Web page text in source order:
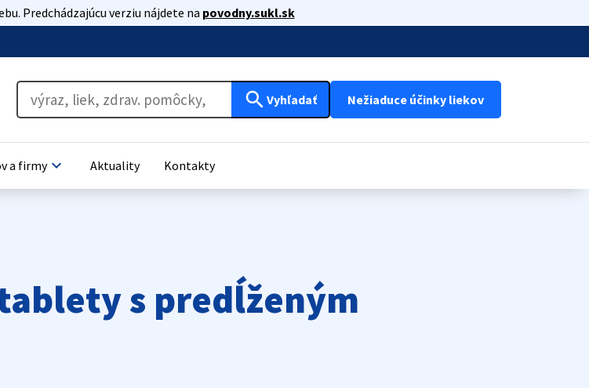
Predchádzajúcu verziu nájdete na povodny.sukl.sk
search Vyhľadať Nežiaduce účinky liekov
a firmykeyboard_arrow_down Aktuality Kontakty
s predĺženým